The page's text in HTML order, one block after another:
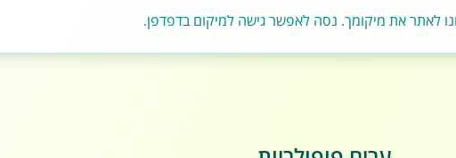
לאתר את מיקומך. נסה לאפשר גישה למיקום בדפדפן.